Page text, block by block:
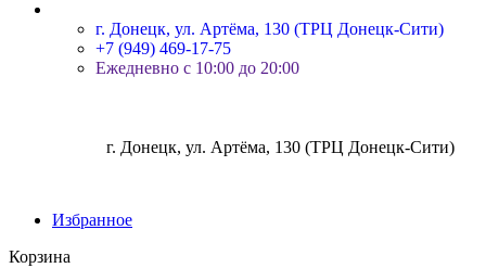
г. Донецк, ул. Артёма, 130 (ТРЦ Донецк-Сити)
+7 (949) 469-17-75
Ежедневно с 10:00 до 20:00
г. Донецк, ул. Артёма, 130 (ТРЦ Донецк-Сити)
Избранное
Корзина